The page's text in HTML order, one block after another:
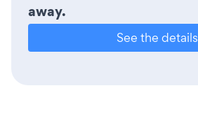
away.
See the details